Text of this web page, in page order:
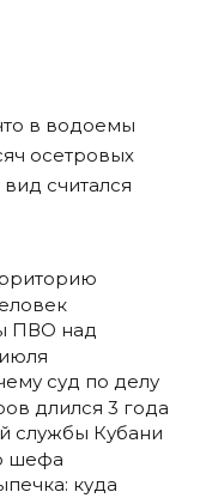
в водоемы
осетровых
считался
ПВО над
суд по делу
длился 3 года
службы Кубани
шефа
куда